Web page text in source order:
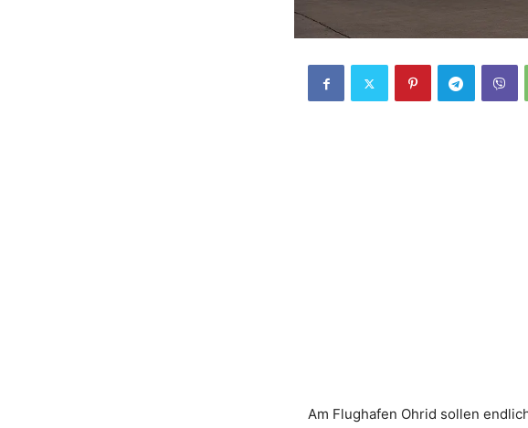
Am Flughafen Ohrid sollen